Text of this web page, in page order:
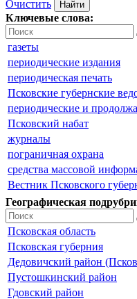
Очистить
Ключевые слова:
газеты
периодические издания
периодическая печать
Псковские губернские
периодические и
Псковский набат
журналы
пограничная охрана
средства массовой
Вестник Псковского
Географическая
Псковская область
Псковская губерния
Дедовичский район
Пустошкинский район
Гдовский район